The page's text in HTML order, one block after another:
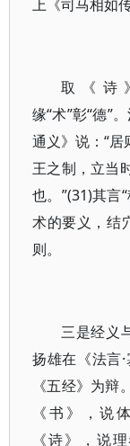
上《司马相如
取《诗
缘“术”彰“德”
通义》说：“
王之制，立当
也。”(31)其言
术的要义，结
则。
三是经义
扬雄在《法言
《五经》为
《书》，说
《诗》，说